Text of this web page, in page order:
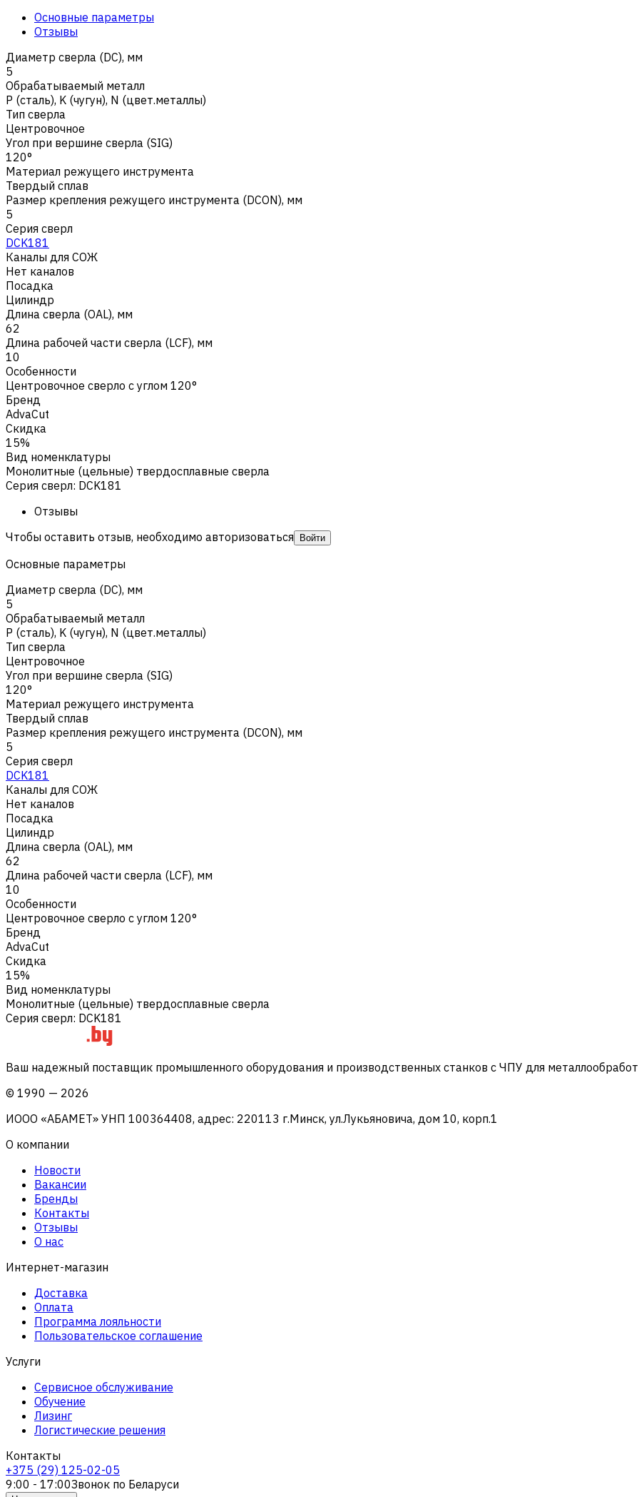
Основные параметры
Отзывы
Диаметр сверла (DC), мм
5
Обрабатываемый металл
Р (сталь), K (чугун), N (цвет.металлы)
Тип сверла
Центровочное
Угол при вершине сверла (SIG)
120°
Материал режущего инструмента
Твердый сплав
Размер крепления режущего инструмента (DCON), мм
5
Серия сверл
DCK181
Каналы для СОЖ
Нет каналов
Посадка
Цилиндр
Длина сверла (OAL), мм
62
Длина рабочей части сверла (LCF), мм
10
Особенности
Центровочное сверло с углом 120°
Бренд
AdvaCut
Скидка
15%
Вид номенклатуры
Монолитные (цельные) твердосплавные сверла
Серия сверл: DCK181
Отзывы
Чтобы оставить отзыв, необходимо авторизоваться
Войти
Основные параметры
Диаметр сверла (DC), мм
5
Обрабатываемый металл
Р (сталь), K (чугун), N (цвет.металлы)
Тип сверла
Центровочное
Угол при вершине сверла (SIG)
120°
Материал режущего инструмента
Твердый сплав
Размер крепления режущего инструмента (DCON), мм
5
Серия сверл
DCK181
Каналы для СОЖ
Нет каналов
Посадка
Цилиндр
Длина сверла (OAL), мм
62
Длина рабочей части сверла (LCF), мм
10
Особенности
Центровочное сверло с углом 120°
Бренд
AdvaCut
Скидка
15%
Вид номенклатуры
Монолитные (цельные) твердосплавные сверла
Серия сверл: DCK181
Ваш надежный поставщик промышленного оборудования и производственных станков с ЧПУ для
© 1990 — 2026
ИООО «АБАМЕТ» УНП 100364408, адрес: 220113 г.Минск, ул.Лукьяновича, дом 10, корп.1
О компании
Новости
Вакансии
Бренды
Контакты
Отзывы
О нас
Интернет-магазин
Доставка
Оплата
Программа лояльности
Пользовательское соглашение
Услуги
Сервисное обслуживание
Обучение
Лизинг
Логистические решения
Контакты
+375 (29) 125-02-05
9:00 - 17:00Звонок по Беларуси